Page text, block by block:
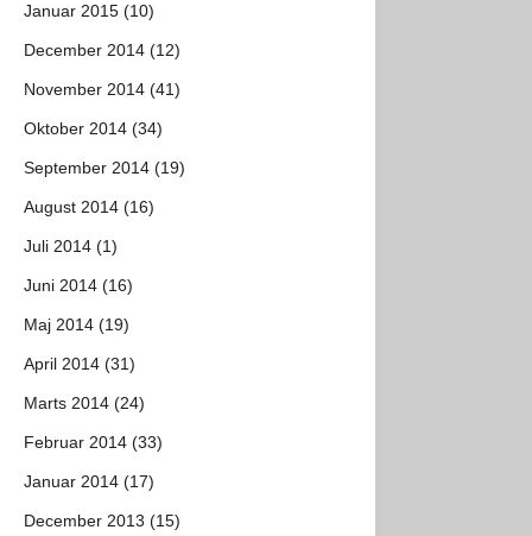
Januar 2015 (10)
December 2014 (12)
November 2014 (41)
Oktober 2014 (34)
September 2014 (19)
August 2014 (16)
Juli 2014 (1)
Juni 2014 (16)
Maj 2014 (19)
April 2014 (31)
Marts 2014 (24)
Februar 2014 (33)
Januar 2014 (17)
December 2013 (15)